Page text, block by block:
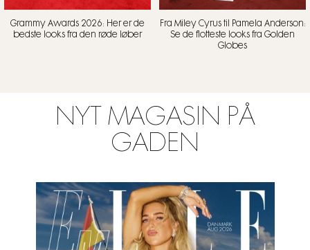
Grammy Awards 2026: Her er de
bedste looks fra den røde løber
Fra Miley Cyrus til Pamela Anderson:
Se de flotteste looks fra Golden
Globes
NYT MAGASIN PÅ
GADEN